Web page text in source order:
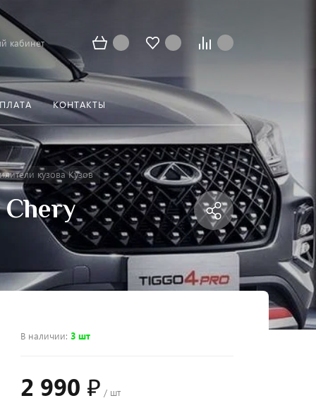
кабинет
КОНТАКТЫ
кузова Кузов
В наличии: 3 шт
2 990 ₽ / шт